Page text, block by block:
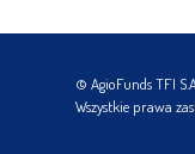
© AgioFunds TFI
Wszystkie prawa